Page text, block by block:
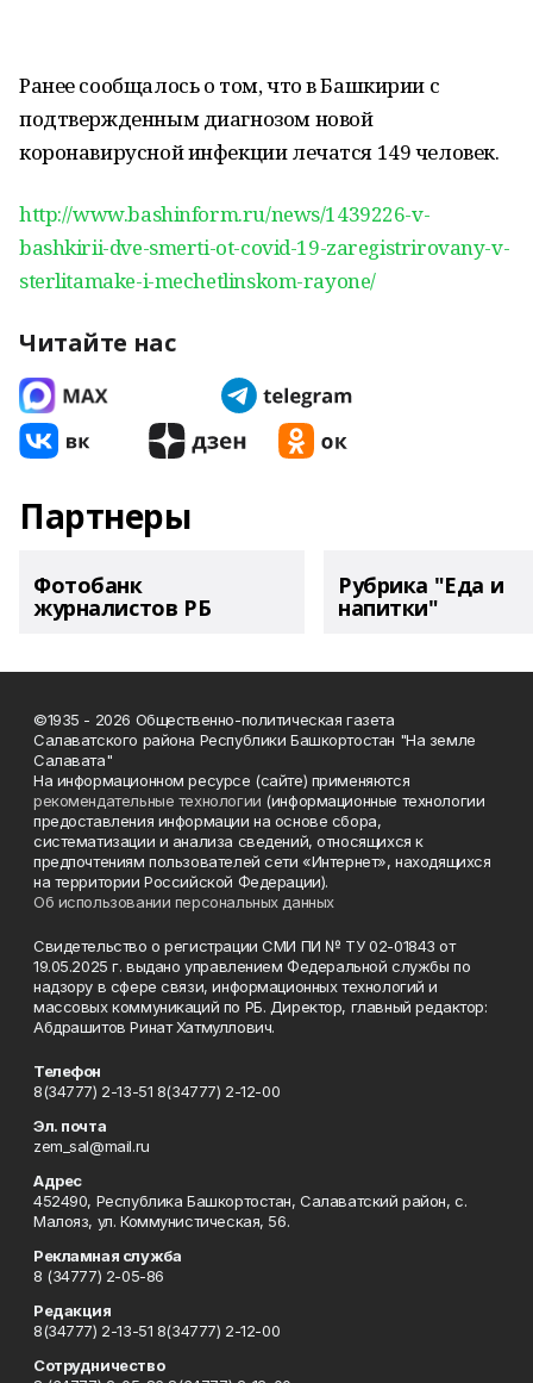
Ранее сообщалось о том, что в Башкирии с
подтвержденным диагнозом новой
коронавирусной инфекции лечатся 149 человек.
http://www.bashinform.ru/news/1439226-v-
bashkirii-dve-smerti-ot-covid-19-zaregistrirovany-v-
sterlitamake-i-mechetlinskom-rayone/
Читайте нас
Партнеры
Фотобанк
журналистов РБ
Рубрика "Еда и
напитки"
©1935 - 2026 Общественно-политическая газета
Салаватского района Республики Башкортостан "На земле
Салавата"
На информационном ресурсе (сайте) применяются
рекомендательные технологии (информационные технологии
предоставления информации на основе сбора,
систематизации и анализа сведений, относящихся к
предпочтениям пользователей сети «Интернет», находящихся
на территории Российской Федерации).
Об использовании персональных данных
Свидетельство о регистрации СМИ ПИ № ТУ 02-01843 от
19.05.2025 г. выдано управлением Федеральной службы по
надзору в сфере связи, информационных технологий и
массовых коммуникаций по РБ. Директор, главный редактор:
Абдрашитов Ринат Хатмуллович.
Телефон
8(34777) 2-13-51 8(34777) 2-12-00
Эл. почта
zem_sal@mail.ru
Адрес
452490, Республика Башкортостан, Салаватский район, с.
Малояз, ул. Коммунистическая, 56.
Рекламная служба
8 (34777) 2-05-86
Редакция
8(34777) 2-13-51 8(34777) 2-12-00
Сотрудничество